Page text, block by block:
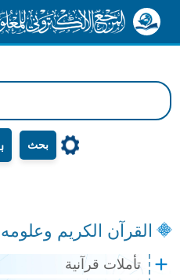
بحث
القرآن الكريم وعلومه
تأملات قرآنية